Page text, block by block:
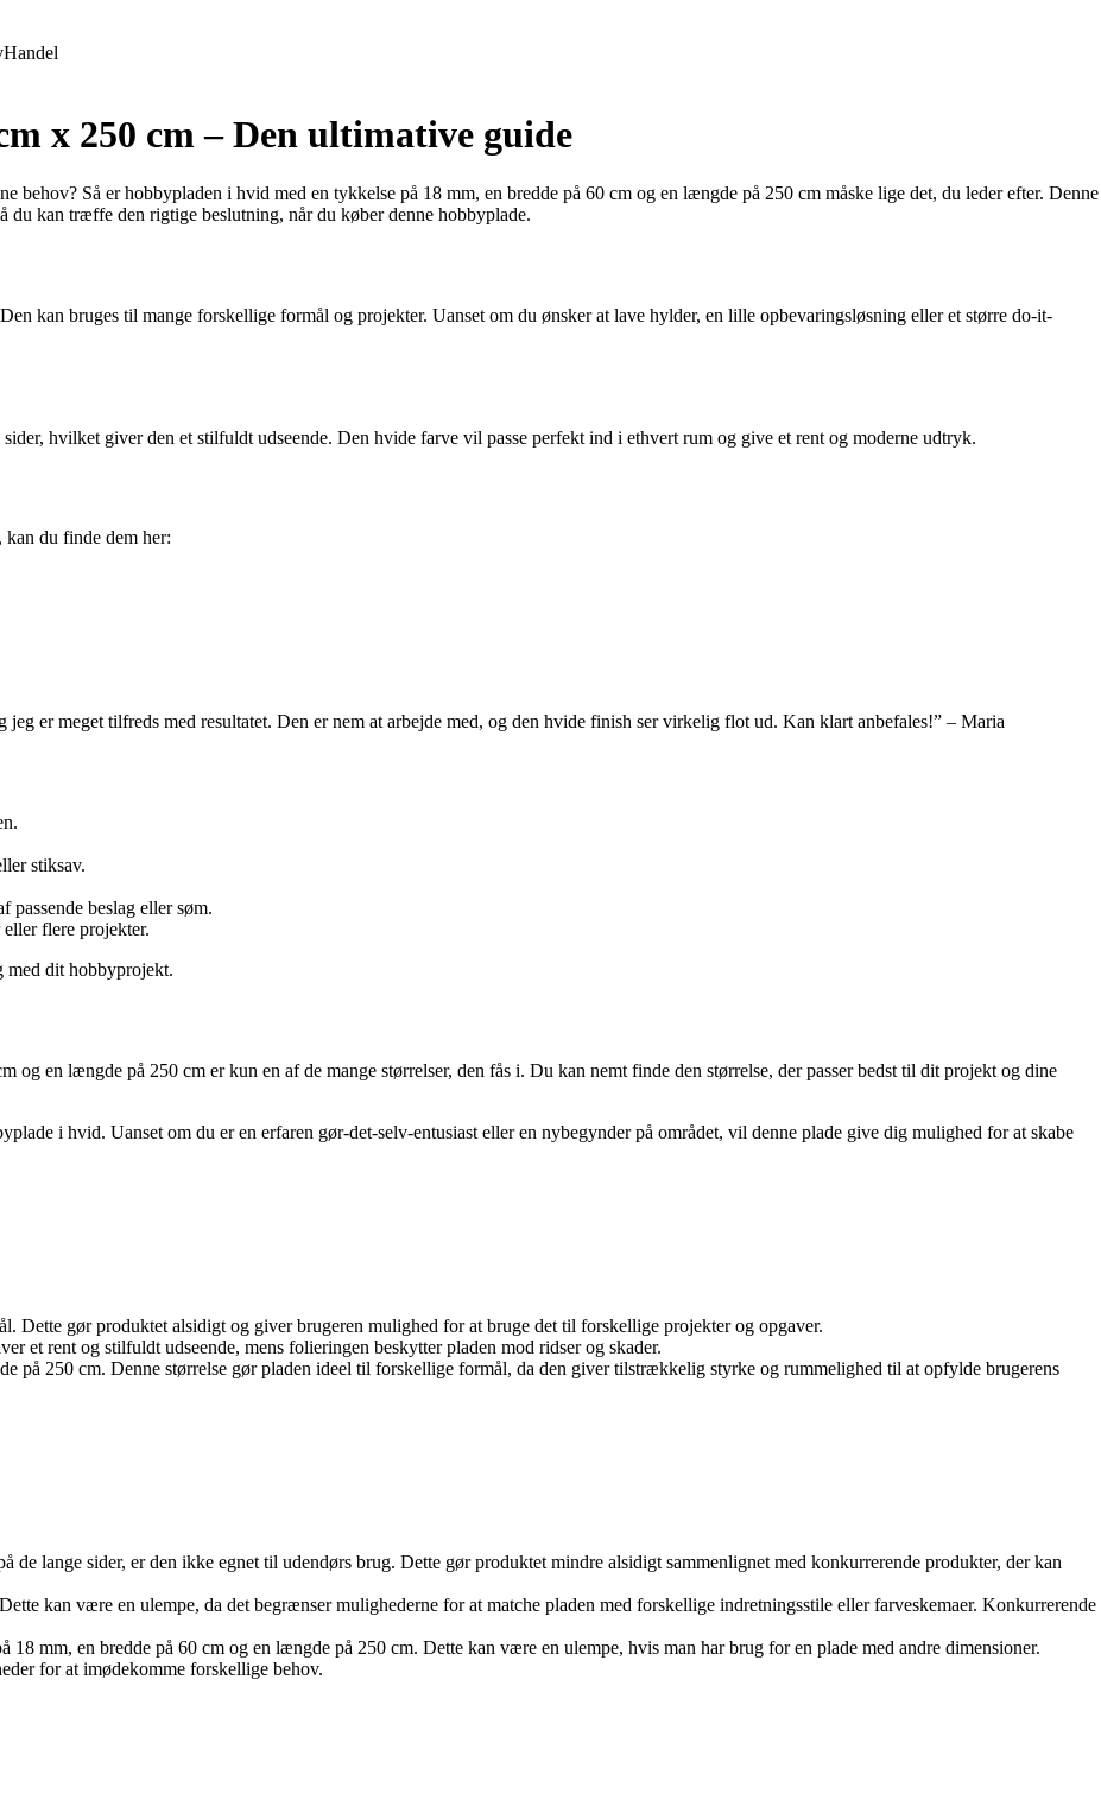
Handel
x 250 cm – Den ultimative guide
behov? Så er hobbypladen i hvid med en tykkelse på 18 mm, en bredde på 60 cm og en længde på 250 cm måske lige det, du leder efter. Denne
kan træffe den rigtige beslutning, når du køber denne hobbyplade.
kan bruges til mange forskellige formål og projekter. Uanset om du ønsker at lave hylder, en lille opbevaringsløsning eller et større do-it-
hvilket giver den et stilfuldt udseende. Den hvide farve vil passe perfekt ind i ethvert rum og give et rent og moderne udtryk.
du finde dem her:
er meget tilfreds med resultatet. Den er nem at arbejde med, og den hvide finish ser virkelig flot ud. Kan klart anbefales!” – Maria
stiksav.
beslag eller søm.
flere projekter.
med dit hobbyprojekt.
og en længde på 250 cm er kun en af de mange størrelser, den fås i. Du kan nemt finde den størrelse, der passer bedst til dit projekt og dine
i hvid. Uanset om du er en erfaren gør-det-selv-entusiast eller en nybegynder på området, vil denne plade give dig mulighed for at skabe
Dette gør produktet alsidigt og giver brugeren mulighed for at bruge det til forskellige projekter og opgaver.
et rent og stilfuldt udseende, mens folieringen beskytter pladen mod ridser og skader.
på 250 cm. Denne størrelse gør pladen ideel til forskellige formål, da den giver tilstrækkelig styrke og rummelighed til at opfylde brugerens
de lange sider, er den ikke egnet til udendørs brug. Dette gør produktet mindre alsidigt sammenlignet med konkurrerende produkter, der kan
kan være en ulempe, da det begrænser mulighederne for at matche pladen med forskellige indretningsstile eller farveskemaer. Konkurrerende
18 mm, en bredde på 60 cm og en længde på 250 cm. Dette kan være en ulempe, hvis man har brug for en plade med andre dimensioner.
for at imødekomme forskellige behov.